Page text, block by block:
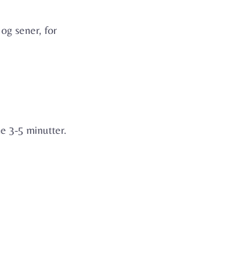
sener, for
3-5 minutter.